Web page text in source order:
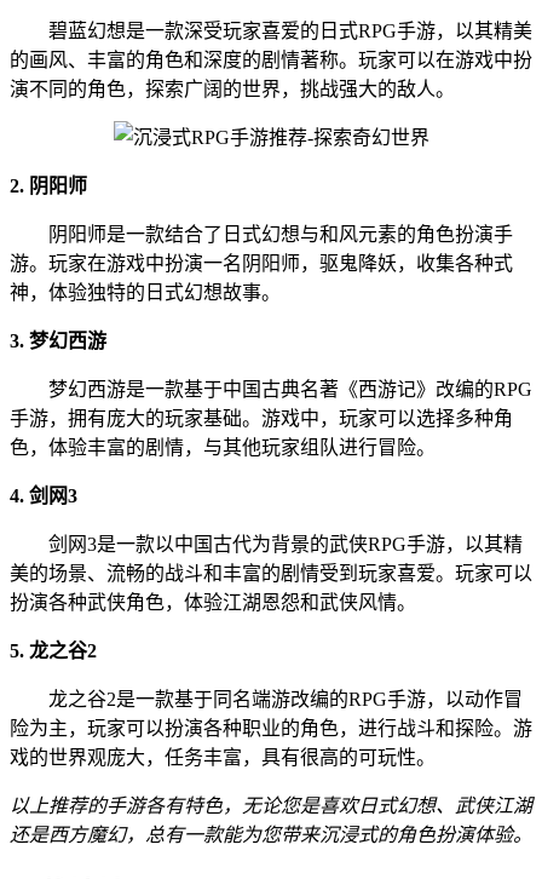
碧蓝幻想是一款深受玩家喜爱的日式RPG手游，以其精美
的画风、丰富的角色和深度的剧情著称。玩家可以在游戏中扮
演不同的角色，探索广阔的世界，挑战强大的敌人。
2. 阴阳师
阴阳师是一款结合了日式幻想与和风元素的角色扮演手
游。玩家在游戏中扮演一名阴阳师，驱鬼降妖，收集各种式
神，体验独特的日式幻想故事。
3. 梦幻西游
梦幻西游是一款基于中国古典名著《西游记》改编的RPG
手游，拥有庞大的玩家基础。游戏中，玩家可以选择多种角
色，体验丰富的剧情，与其他玩家组队进行冒险。
4. 剑网3
剑网3是一款以中国古代为背景的武侠RPG手游，以其精
美的场景、流畅的战斗和丰富的剧情受到玩家喜爱。玩家可以
扮演各种武侠角色，体验江湖恩怨和武侠风情。
5. 龙之谷2
龙之谷2是一款基于同名端游改编的RPG手游，以动作冒
险为主，玩家可以扮演各种职业的角色，进行战斗和探险。游
戏的世界观庞大，任务丰富，具有很高的可玩性。
以上推荐的手游各有特色，无论您是喜欢日式幻想、武侠江湖
还是西方魔幻，总有一款能为您带来沉浸式的角色扮演体验。